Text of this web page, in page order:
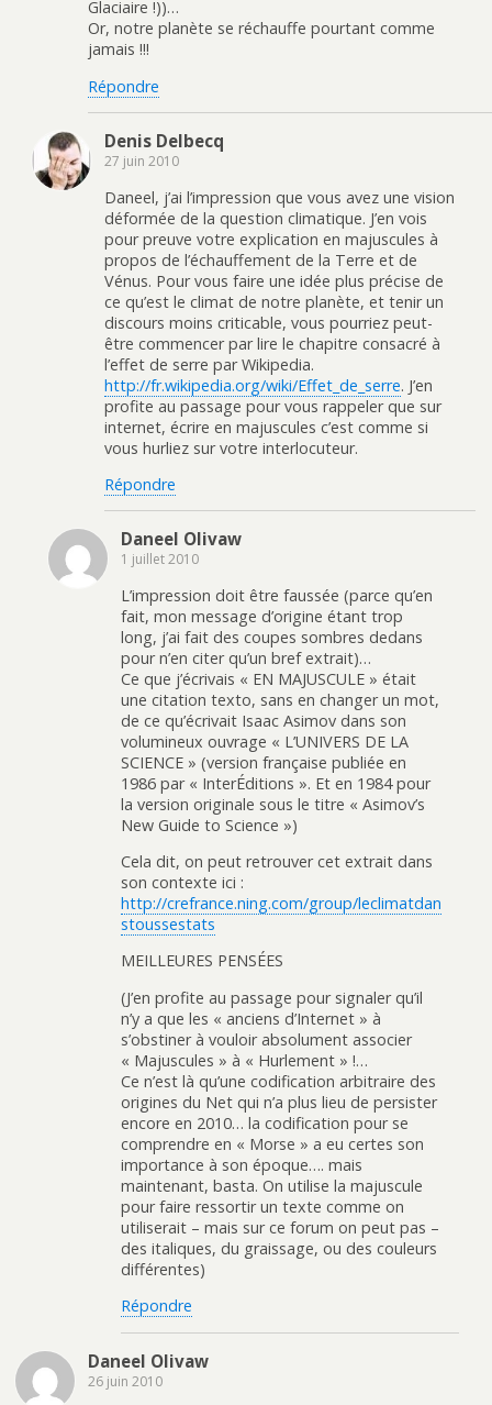
Glaciaire !))…
Or, notre planète se réchauffe pourtant comme
jamais !!!
Répondre
Denis Delbecq
27 juin 2010
Daneel, j’ai l’impression que vous avez une vision
déformée de la question climatique. J’en vois
pour preuve votre explication en majuscules à
propos de l’échauffement de la Terre et de
Vénus. Pour vous faire une idée plus précise de
ce qu’est le climat de notre planète, et tenir un
discours moins criticable, vous pourriez peut-
être commencer par lire le chapitre consacré à
l’effet de serre par Wikipedia.
http://fr.wikipedia.org/wiki/Effet_de_serre. J’en
profite au passage pour vous rappeler que sur
internet, écrire en majuscules c’est comme si
vous hurliez sur votre interlocuteur.
Répondre
Daneel Olivaw
1 juillet 2010
L’impression doit être faussée (parce qu’en
fait, mon message d’origine étant trop
long, j’ai fait des coupes sombres dedans
pour n’en citer qu’un bref extrait)…
Ce que j’écrivais « EN MAJUSCULE » était
une citation texto, sans en changer un mot,
de ce qu’écrivait Isaac Asimov dans son
volumineux ouvrage « L’UNIVERS DE LA
SCIENCE » (version française publiée en
1986 par « InterÉditions ». Et en 1984 pour
la version originale sous le titre « Asimov’s
New Guide to Science »)
Cela dit, on peut retrouver cet extrait dans
son contexte ici :
http://crefrance.ning.com/group/leclimatdan
stoussestats
MEILLEURES PENSÉES
(J’en profite au passage pour signaler qu’il
n’y a que les « anciens d’Internet » à
s’obstiner à vouloir absolument associer
« Majuscules » à « Hurlement » !…
Ce n’est là qu’une codification arbitraire des
origines du Net qui n’a plus lieu de persister
encore en 2010… la codification pour se
comprendre en « Morse » a eu certes son
importance à son époque…. mais
maintenant, basta. On utilise la majuscule
pour faire ressortir un texte comme on
utiliserait – mais sur ce forum on peut pas –
des italiques, du graissage, ou des couleurs
différentes)
Répondre
Daneel Olivaw
26 juin 2010